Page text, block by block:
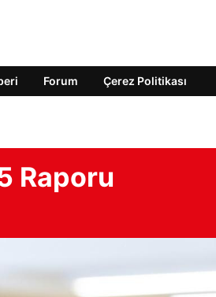
Forum Çerez Politikası
Raporu